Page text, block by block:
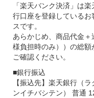
「楽天バンク決済」は
行口座を登録している
スです。
あらかじめ、商品代金
様負担時のみ））の総
ご確認ください。
■銀行振込
【振込先】楽天銀行（
ンイチバシテン） 普通